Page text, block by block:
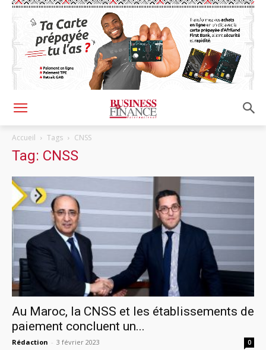
Accueil Tags CNSS
Tag: CNSS
Au Maroc, la CNSS et les établissements de
paiement concluent un...
Rédaction - 3 février 2023 0